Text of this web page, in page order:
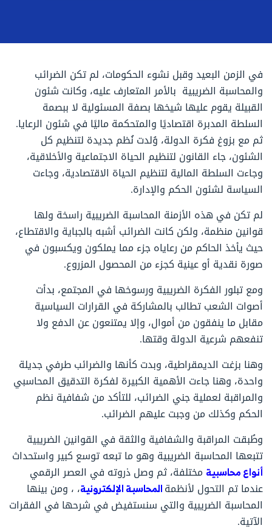
في الزمن البعيد وقبل نشوء الحكومات، لم تكن الضرائب
والمحاسبة الضريبية بالأمر المتعارف عليه، وكانت شئون
القبيلة يقوم عليها شيخها بصفة المسئولية لا ببصمة
السلطة المدبرة اقتصاديًا والمتحكمة ماليًا في شئون الرعايا.
ثم مع بزوغ فكرة الدولة، وُلدت نُظم جديدة لتنظيم كل
الشئون، جاء القانون لتنظيم الحياة الاجتماعية والأخلاقية،
وجاءت السلطة المالية لتنظيم الحياة الاقتصادية، وجاءت
السياسة لشئون الحكم والإدارة.
لم تكن في هذه الأزمنة المحاسبة الضريبية راسخة ولها
قوانين منظمة، ولكن كانت الضرائب أشبه بالجباية والاقتطاع،
حيث يأخذ الحاكم من رعاياه جزء مما يملكون ويكسبون في
صورة نقدية أو عينية كجزء من المحصول المزروع.
ومع تبلور الفكرة الضريبية ورسوخها في المجتمع، بدأت
أصوات الشعب تطالب بالمشاركة في القرارات السياسية
مقابل ما ينفقون من أموال، وإلا يمتنعون عن الدفع ولا
تنفعهم شرعية الدولة وقتها.
وهنا بزغت الديمقراطية، وبدت كأنها والضرائب طرفي جديلة
واحدة، وهنا جاءت الأهمية الكبيرة لفكرة التدقيق المحاسبي
والمراقبة لعملية جني الضرائب، للتأكد من شفافية نظم
الحكم وكذلك من وجبت عليهم الضرائب.
وطُبقت المراقبة والشفافية والثقة في القوانين الضريبية
تتبعها المحاسبة الضريبية وهو ما تبعه توسع كبير واستحداث
أنواع محاسبية مختلفة، ثم وصل ذروته في العصر الرقمي
عندما تم التحول لأنظمةالمحاسبة الإلكترونية، ، ومن بينها
المحاسبة الضريبية والتي سنستفيض في شرحها في الفقرات
الآتية.